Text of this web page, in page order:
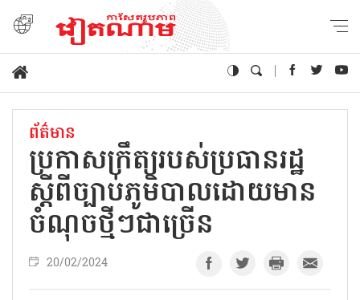
ព័ត៌មាន
ប្រកាសក្រឹត្យរបស់ប្រធានរដ្ឋ
ស្តីពីច្បាប់ភូមិបាលដោយមាន
ចំណុចថ្មីៗជាច្រើន
20/02/2024